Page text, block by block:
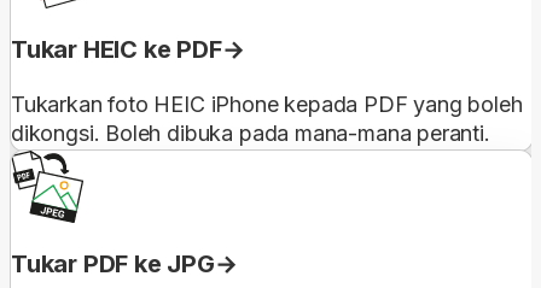
Tukar HEIC ke PDF
Tukarkan foto HEIC iPhone kepada PDF yang boleh
dikongsi. Boleh dibuka pada mana-mana peranti.
Tukar PDF ke JPG